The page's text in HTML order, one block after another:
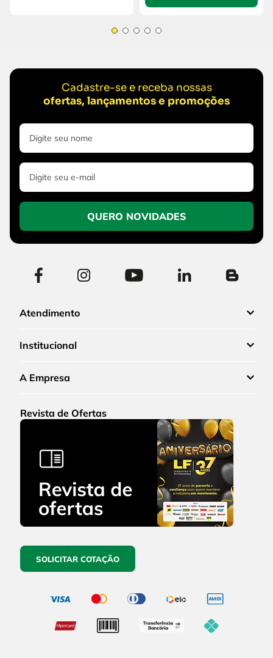
Cadastre-se e receba nossas
ofertas, lançamentos e promoções
QUERO NOVIDADES
Atendimento
Institucional
A Empresa
Revista de Ofertas
SOLICITAR COTAÇÃO